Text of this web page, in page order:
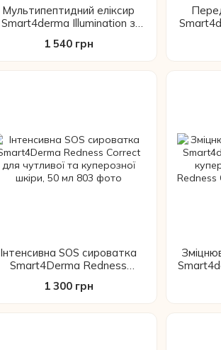
Мультипептидний еліксир
Smart4derma Illumination з
1 540 грн
Інтенсивна SOS сироватка
Smart4Derma Redness
куперозної шкіри, 50 мл
1 300 грн